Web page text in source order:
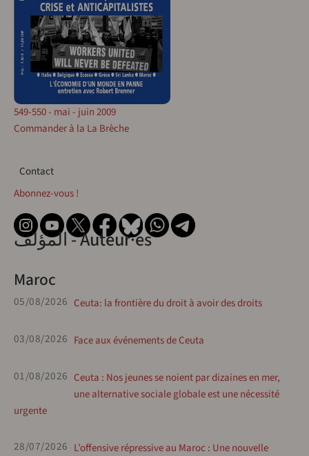
549-550 - mai - juin 2009
Commander à la La Brèche
Contact
Contact
Abonnez-vous !
المؤلف - Auteur·es
Maroc
05/08/2026 Ceuta: la frontière du droit à avoir des droits
03/08/2026 Face aux événements de Ceuta
01/08/2026 Ceuta : Nos jeunes se noient par dizaines en mer,
une alternative sociale globale est une nécessité
urgente
28/07/2026 L’offensive répressive au Maroc : Une nouvelle